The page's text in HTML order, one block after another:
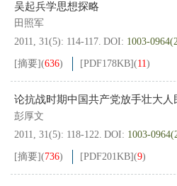
吴起兵学思想探略
田照军
2011, 31(5): 114-117. DOI: 1003-
[摘要](636) [PDF178KB](11)
论抗战时期中国共产党放手壮大人
彭厚文
2011, 31(5): 118-122. DOI: 1003-
[摘要](736) [PDF201KB](9)